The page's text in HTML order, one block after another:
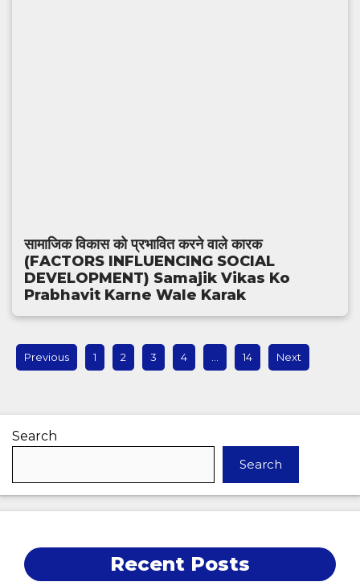
सामाजिक विकास को प्रभावित करने वाले कारक
(FACTORS INFLUENCING SOCIAL
DEVELOPMENT) Samajik Vikas Ko
Prabhavit Karne Wale Karak
Previous 1 2 3 4 14 Next
Search
Search
Recent Posts